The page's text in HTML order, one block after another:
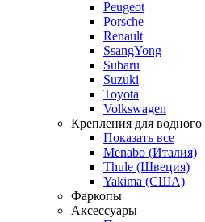
Peugeot
Porsche
Renault
SsangYong
Subaru
Suzuki
Toyota
Volkswagen
Крепления для
Показать все
Menabo (Италия)
Thule (Швеция)
Yakima (США)
Фаркопы
Аксессуары